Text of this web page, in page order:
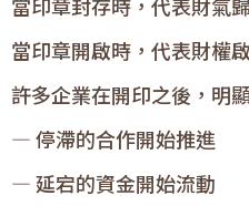
當印章開啟時，代表財權
許多企業在開印之後，明
— 停滯的合作開始推進
— 延宕的資金開始流動